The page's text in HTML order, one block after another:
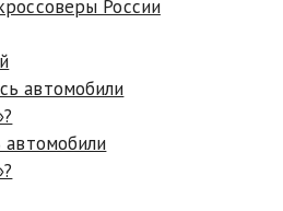
России
автомобили